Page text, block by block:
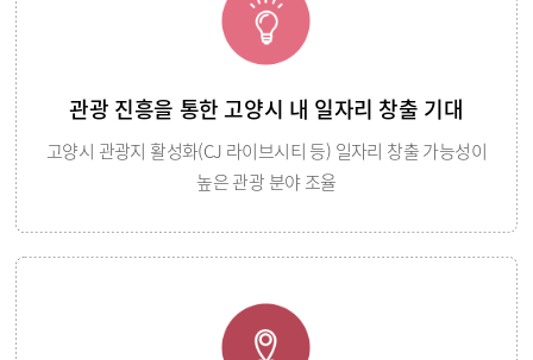
관광 진흥을 통한 고양시 내 일자리 창출 기대
고양시 관광지 활성화(CJ 라이브시티 등) 일자리 창출 가능성이
높은 관광 분야 조율